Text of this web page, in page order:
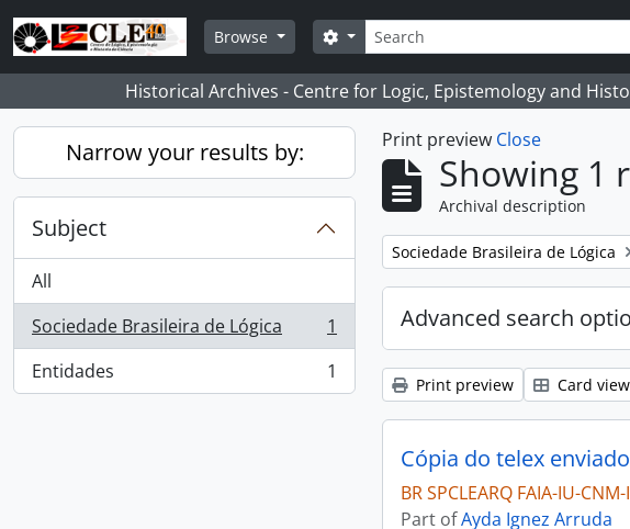
Skip to main content
Browse
Search
Search options
Historical Archives - Centre for Logic, Epistemology and
Narrow your results by:
Subject
All
Sociedade Brasileira de Lógica
, 1 results
1
Entidades
, 1 results 1
Print preview Close
Showing 1
Archival description
Remove filter:
Sociedade Brasileira de Lógica
Advanced search
Print preview Card view
Cópia do telex
BR SPCLEARQ FAIA-IU-
Part ofAyda Ignez Arruda